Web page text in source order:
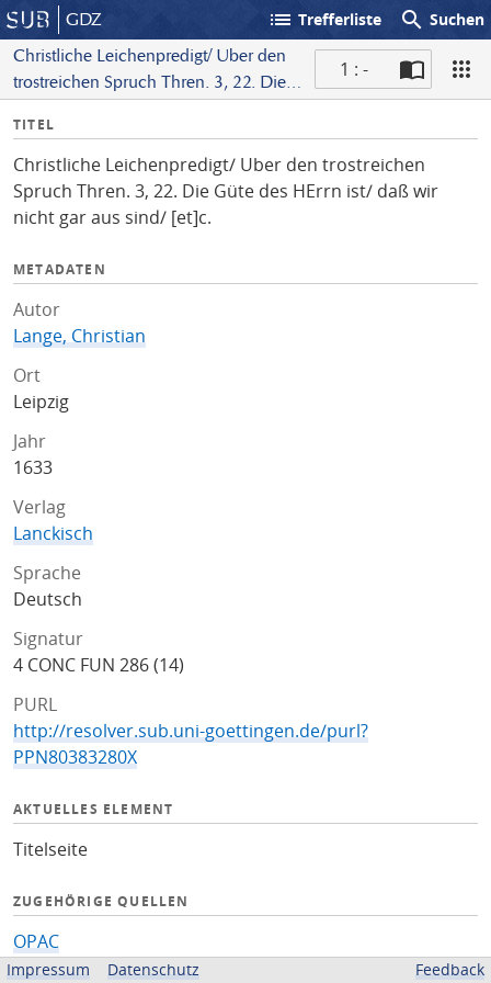
GDZ list Trefferliste search Suchen
Christliche Leichenpredigt/ Uber den
trostreichen Spruch Thren. 3, 22. Die
aus sind/ [et]c.
1 : -
I
f
o
TITEL
Christliche Leichenpredigt/ Uber den trostreichen
Spruch Thren. 3, 22. Die Güte des HErrn ist/ daß wir
nicht gar aus sind/ [et]c.
METADATEN
Autor
Lange, Christian
Ort
Leipzig
Jahr
1633
Verlag
Lanckisch
Sprache
Deutsch
Signatur
4 CONC FUN 286 (14)
PURL
http://resolver.sub.uni-goettingen.de/purl?
PPN80383280X
AKTUELLES ELEMENT
Titelseite
ZUGEHÖRIGE QUELLEN
OPAC
Impressum Datenschutz Feedback